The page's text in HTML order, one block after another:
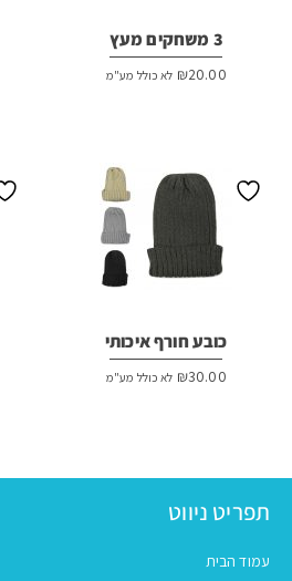
3 משחקים מעץ
₪20.00 לא כולל מע"מ
כובע חורף איכותי
₪30.00 לא כולל מע"מ
תפריט ניווט
עמוד הבית